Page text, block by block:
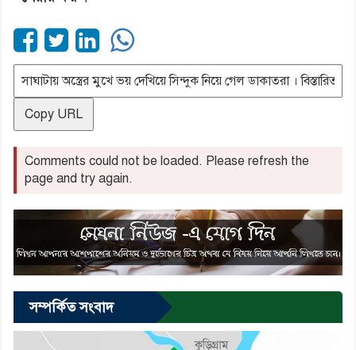
Copy URL
Comments could not be loaded. Please refresh the
page and try again.
সম্পর্কিত সংবাদ